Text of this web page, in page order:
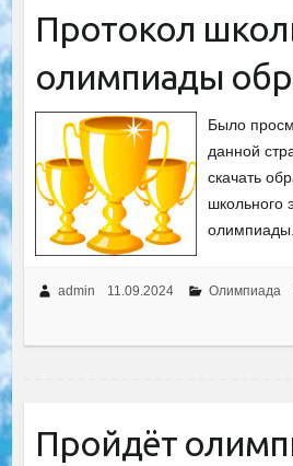
Протокол
олимпиады
Было
данной
скачать
школьного
олимпиады.
admin 11.09.2024 Олимпиада
Пройдёт